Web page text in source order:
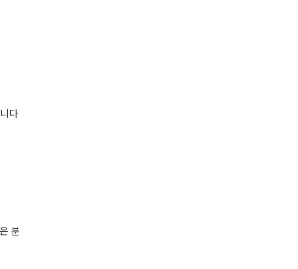
다
분